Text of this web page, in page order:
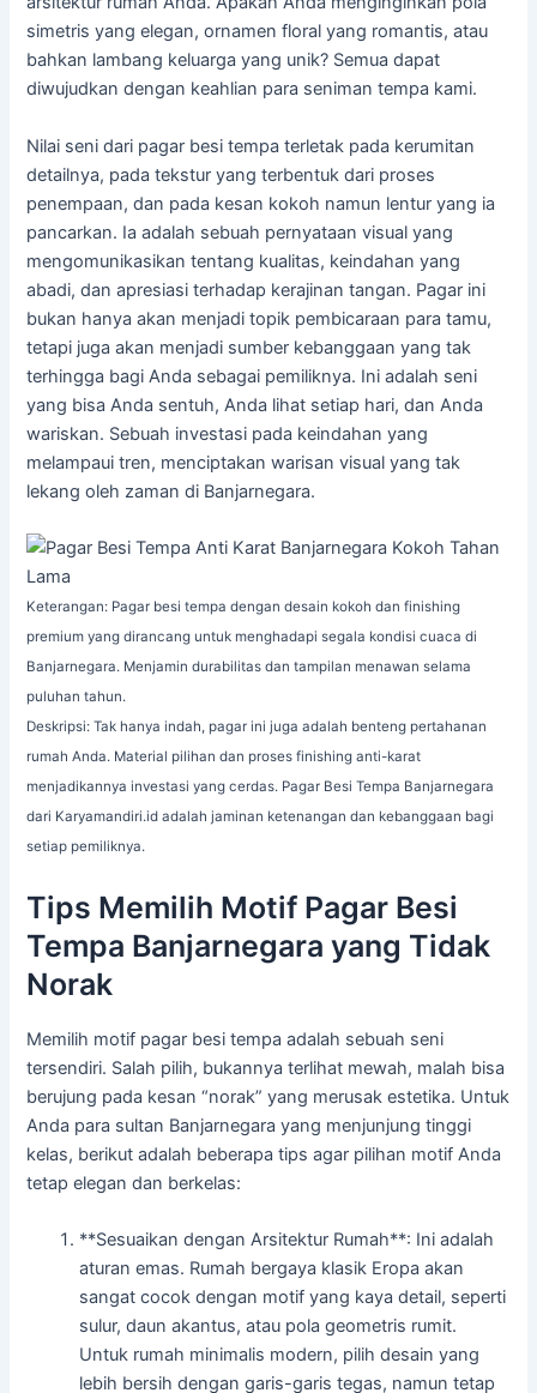
simetris yang elegan, ornamen floral yang romantis, atau
bahkan lambang keluarga yang unik? Semua dapat
diwujudkan dengan keahlian para seniman tempa kami.
Nilai seni dari pagar besi tempa terletak pada kerumitan
detailnya, pada tekstur yang terbentuk dari proses
penempaan, dan pada kesan kokoh namun lentur yang ia
pancarkan. Ia adalah sebuah pernyataan visual yang
mengomunikasikan tentang kualitas, keindahan yang
abadi, dan apresiasi terhadap kerajinan tangan. Pagar ini
bukan hanya akan menjadi topik pembicaraan para tamu,
tetapi juga akan menjadi sumber kebanggaan yang tak
terhingga bagi Anda sebagai pemiliknya. Ini adalah seni
yang bisa Anda sentuh, Anda lihat setiap hari, dan Anda
wariskan. Sebuah investasi pada keindahan yang
melampaui tren, menciptakan warisan visual yang tak
lekang oleh zaman di Banjarnegara.
Keterangan: Pagar besi tempa dengan desain kokoh dan finishing
premium yang dirancang untuk menghadapi segala kondisi cuaca di
Banjarnegara. Menjamin durabilitas dan tampilan menawan selama
puluhan tahun.
Deskripsi: Tak hanya indah, pagar ini juga adalah benteng pertahanan
rumah Anda. Material pilihan dan proses finishing anti-karat
menjadikannya investasi yang cerdas. Pagar Besi Tempa Banjarnegara
dari Karyamandiri.id adalah jaminan ketenangan dan kebanggaan bagi
setiap pemiliknya.
Tips Memilih Motif Pagar Besi
Tempa Banjarnegara yang Tidak
Norak
Memilih motif pagar besi tempa adalah sebuah seni
tersendiri. Salah pilih, bukannya terlihat mewah, malah bisa
berujung pada kesan “norak” yang merusak estetika. Untuk
Anda para sultan Banjarnegara yang menjunjung tinggi
kelas, berikut adalah beberapa tips agar pilihan motif Anda
tetap elegan dan berkelas:
**Sesuaikan dengan Arsitektur Rumah**: Ini adalah
aturan emas. Rumah bergaya klasik Eropa akan
sangat cocok dengan motif yang kaya detail, seperti
sulur, daun akantus, atau pola geometris rumit.
Untuk rumah minimalis modern, pilih desain yang
lebih bersih dengan garis-garis tegas, namun tetap